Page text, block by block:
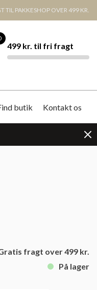
TIL PAKKESHOP OVER 499 KR.
499 kr. til fri fragt
butik Kontakt os
fragt over 499 kr.
På lager